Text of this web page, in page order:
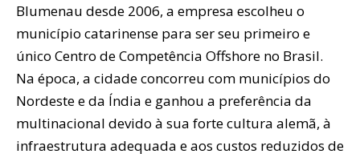
Blumenau desde 2006, a empresa escolheu o
município catarinense para ser seu primeiro e
único Centro de Competência Offshore no Brasil.
Na época, a cidade concorreu com municípios do
Nordeste e da Índia e ganhou a preferência da
multinacional devido à sua forte cultura alemã, à
infraestrutura adequada e aos custos reduzidos de